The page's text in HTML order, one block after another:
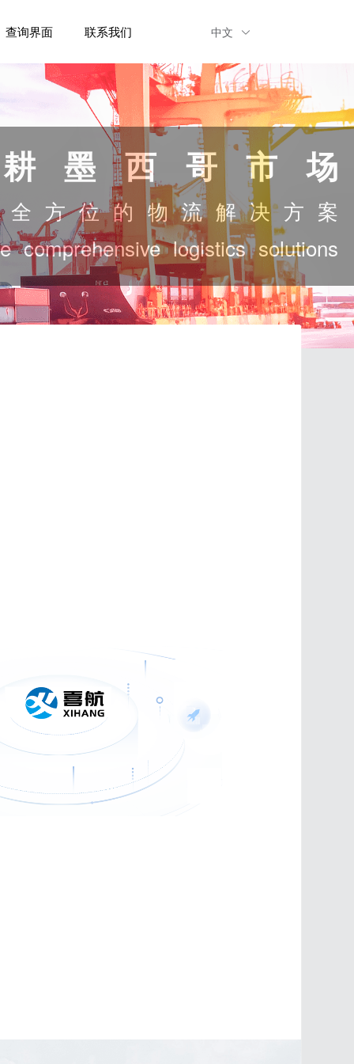
查询界面 联系我们 中文
墨西哥市场
全方位的物流解决方案
comprehensive logistics solutions